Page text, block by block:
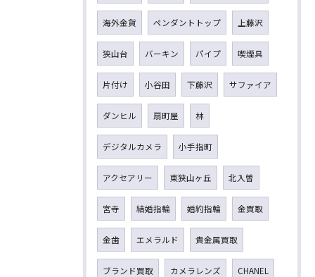
海外金貨 ペンダントトップ 上藤沢
狭山台 バーキン パイプ 喫煙具
片付け 小谷田 下藤沢 サファイア
ダンヒル 扇町屋 林
デジタルカメラ 小手指町
アクセアリー 東狭山ヶ丘 北入曽
宮寺 結婚指輪 婚約指輪 金買取
金歯 エメラルド 貴金属買取
ブランド買取 カメラレンズ CHANEL